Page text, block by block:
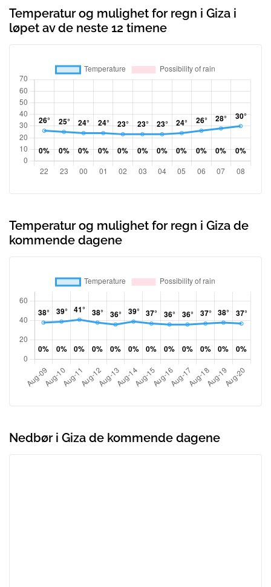
Temperatur og mulighet for regn i Giza i
løpet av de neste 12 timene
Temperatur og mulighet for regn i Giza de
kommende dagene
Nedbør i Giza de kommende dagene